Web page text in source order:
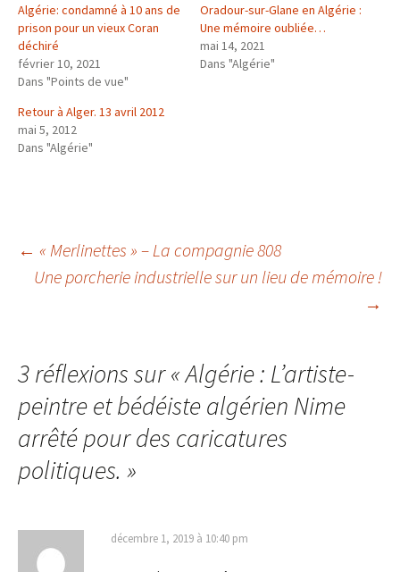
Algérie: condamné à 10 ans de
prison pour un vieux Coran
déchiré
février 10, 2021
Dans "Points de vue"
Oradour-sur-Glane en Algérie :
Une mémoire oubliée…
mai 14, 2021
Dans "Algérie"
Retour à Alger. 13 avril 2012
mai 5, 2012
Dans "Algérie"
Navigation
articles
← « Merlinettes » – La compagnie 808
Une porcherie industrielle sur un lieu de mémoire !
→
3 réflexions sur «Algérie : L’artiste-
peintre et bédéiste algérien Nime
arrêté pour des caricatures
politiques. »
décembre 1, 2019 à 10:40 pm